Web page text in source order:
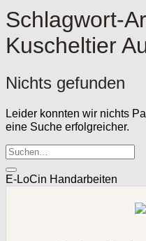
Schlagwort-
Kuscheltier
Nichts gefunden
Leider konnten wir nichts
eine Suche erfolgreicher.
E-LoCin Handarbeiten